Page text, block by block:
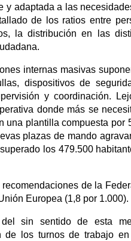
y adaptada a las
de los ratios entre
la distribución en las
internas masivas
dispositivos de
y coordinación.
donde más se
una plantilla compuesta
plazas de mando
los 479.500
de la
Europea (1,8 por 1.000).
del sin sentido de esta
de los turnos de trabajo